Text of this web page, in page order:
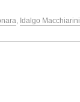
, Idalgo Macchiarini